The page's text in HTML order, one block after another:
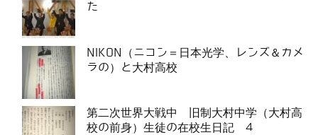
た
NIKON（ニコン＝日本光学、レンズ＆カメ
ラの）と大村高校
第二次世界大戦中 旧制大村中学（大村高
校の前身）生徒の在校生日記 4